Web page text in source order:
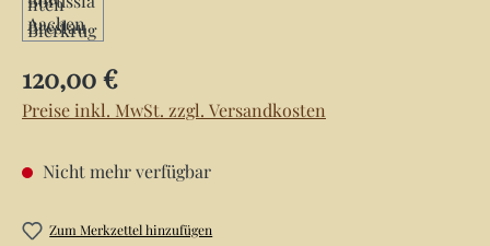
Regulärer Preis:
120,00 €
Preise inkl. MwSt. zzgl. Versandkosten
Nicht mehr verfügbar
Zum Merkzettel hinzufügen